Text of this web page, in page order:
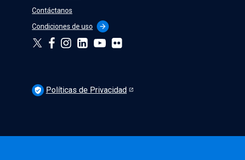
Contáctanos
Condiciones de uso
arrow_forward
verified_user Políticas de Privacidad